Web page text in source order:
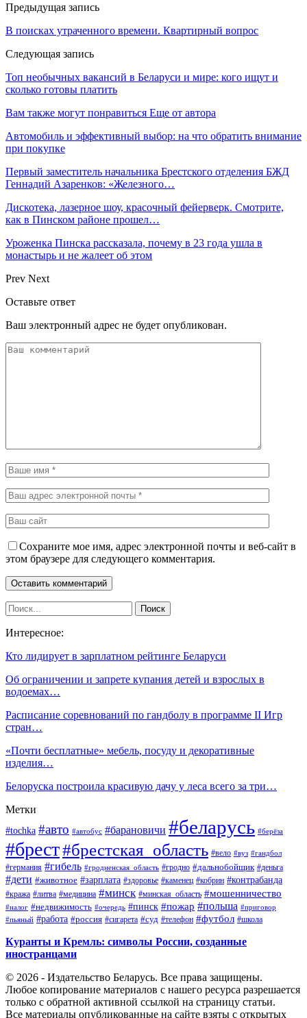
Предыдущая запись
В поисках утраченного времени. Квартирный вопрос
Следующая запись
Топ необычных вакансий в Беларуси и мире: кого ищут и
сколько готовы платить
Вам также могут понравиться Еще от автора
Автомобиль и эффективный выбор: на что обратить внимание
при покупке
Первый заместитель начальника Брестского отделения БЖД
Геннадий Азаренков: «Железного…
Дискотека, лазерное шоу, красочный фейерверк. Смотрите,
как в Пинском районе прошел…
Уроженка Пинска рассказала, почему в 23 года ушла в
монастырь и не жалеет об этом
Prev Next
Оставьте ответ
Ваш электронный адрес не будет опубликован.
Сохраните мое имя, адрес электронной почты и веб-сайт в
этом браузере для следующего комментария.
Интересное:
Кто лидирует в зарплатном рейтинге Беларуси
Об ограничении и запрете купания детей и взрослых в
водоемах…
Расписание соревнований по гандболу в программе II Игр
стран…
«Почти бесплатные» мебель, посуду и декоративные
изделия…
Белоруска построила красивую дачу у леса всего за три…
Метки
#tochka #авто #автобус #барановичи #беларусь #берёза
#брест#брестская_область #вело #вуз #гандбол
#германия #гибель #гродненская_область #гродно #дальнобойщик #деньга
#дети #животное #зарплата #здоровье #каменец #кобрин #контрабанда
#кража #литва #медицина #минск #минская_область #мошенничество
#налог #недвижимость #очередь #пинск #пожар #польша #приговор
#пьяный #работа #россия #сигарета #суд #телефон #футбол #школа
Куранты и Кремль: символы России, созданные
иностранцами
© 2026 - Издательство Беларусь. Все права защищены.
Любое копирование материалов с нашего ресурса разрешается
только с обратной активной ссылкой на страницу статьи.
Все материалы опубликованные на сайте взяты с открытых